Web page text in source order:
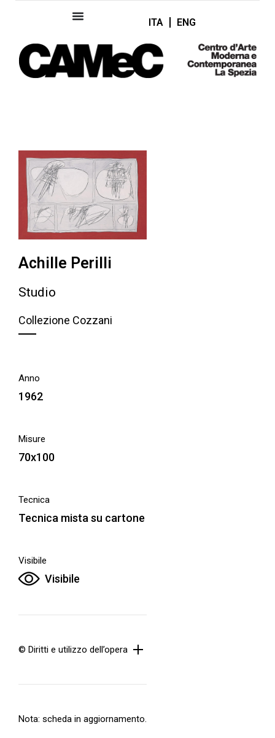
ITA ENG
Achille Perilli
Studio
Collezione Cozzani
Anno
1962
Misure
70x100
Tecnica
Tecnica mista su cartone
Visibile
Visibile
© Diritti e utilizzo dell’opera
Nota: scheda in aggiornamento.